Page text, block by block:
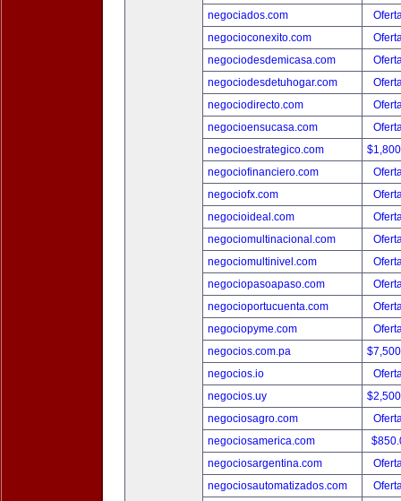
negociados.com
negocioconexito.com
negociodesdemicasa.com
negociodesdetuhogar.com
negociodirecto.com
negocioensucasa.com
negocioestrategico.com
negociofinanciero.com
negociofx.com
negocioideal.com
negociomultinacional.com
negociomultinivel.com
negociopasoapaso.com
negocioportucuenta.com
negociopyme.com
negocios.com.pa
negocios.io
negocios.uy
negociosagro.com
negociosamerica.com
negociosargentina.com
negociosautomatizados.com